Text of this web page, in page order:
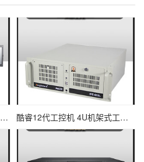
三屏加固便携机|应急指挥调度台移动终端|DTG-U1713-XH310 酷睿12代工控机 4U机架式工业控制器 DT-610L-IZ690MA